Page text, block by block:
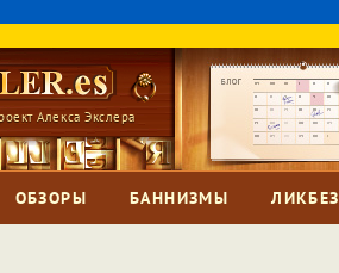
Алекса Экслера
ОБЗОРЫ БАННИЗМЫ ЛИКБЕЗ